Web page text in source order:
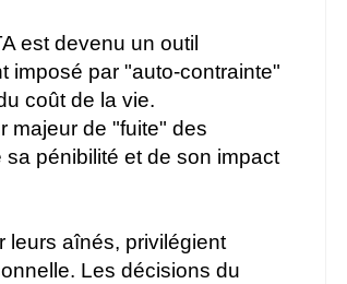
est devenu un outil
imposé par "auto-contrainte"
coût de la vie.
majeur de "fuite" des
pénibilité et de son impact
leurs aînés, privilégient
Les décisions du